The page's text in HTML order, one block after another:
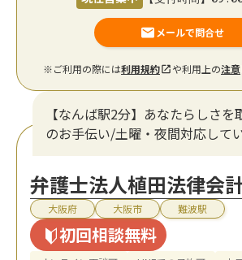
メールで問合せ
※ご利用の際には利用規約 や利用上の注意
【なんば駅2分】あなたらしさを
のお手伝い/土曜・夜間対応して
弁護士法人植田法律会
大阪府 大阪市 難波駅
初回相談無料